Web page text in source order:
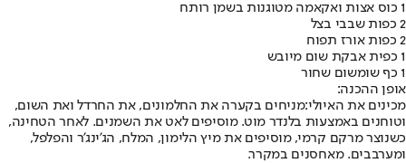
1 כוס אצות ואקאמה מטוגנות בשמן רותח
2 כפות שבבי בצל
2 כפות אורז תפוח
1 כפית אבקת שום מיובש
1 כף שומשום שחור
אופן ההכנה:
מכינים את האיולי:מניחים בקערה את החלמונים, את החרדל ואת השום,
וטוחנים באמצעות בלנדר מוט. מוסיפים לאט את השמנים. לאחר הטחינה,
כשנוצר מרקם קרמי, מוסיפים את מיץ הלימון, המלח, הג'ינג'ר והפלפל,
ומערבבים. מאחסנים במקרר.